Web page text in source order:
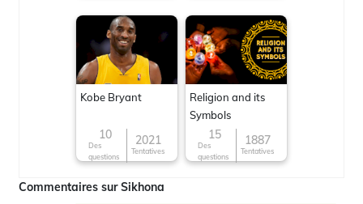
Kobe Bryant
10
Des
questions
2021
Tentatives
Religion and its
Symbols
15
Des
questions
1887
Tentatives
Commentaires sur Sikhona